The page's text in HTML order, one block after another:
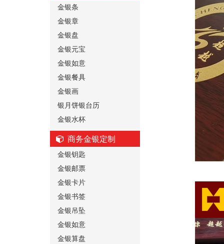
金银条
金银章
金银盘
金银元宝
金银如意
金银餐具
金银画
银月饼银台历
金银水杯
商务金银定制
金银钥匙
金银邮票
金银卡片
金银书签
金银吊坠
金银如意
金银算盘